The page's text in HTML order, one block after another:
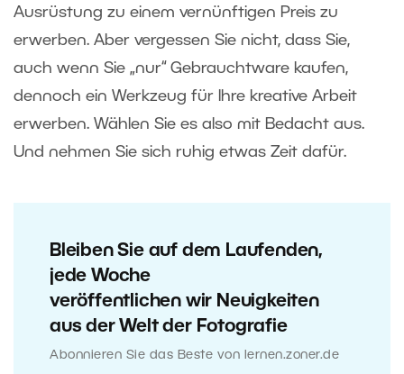
Ausrüstung zu einem vernünftigen Preis zu
erwerben. Aber vergessen Sie nicht, dass Sie,
auch wenn Sie „nur“ Gebrauchtware kaufen,
dennoch ein Werkzeug für Ihre kreative Arbeit
erwerben. Wählen Sie es also mit Bedacht aus.
Und nehmen Sie sich ruhig etwas Zeit dafür.
Bleiben Sie auf dem Laufenden,
jede Woche
veröffentlichen wir Neuigkeiten
aus der Welt der Fotografie
Abonnieren Sie das Beste von lernen.zoner.de